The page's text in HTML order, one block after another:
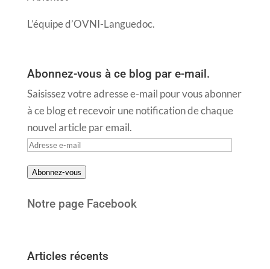
L’équipe d’OVNI-Languedoc.
Abonnez-vous à ce blog par e-mail.
Saisissez votre adresse e-mail pour vous abonner
à ce blog et recevoir une notification de chaque
nouvel article par email.
Adresse
mail
Abonnez-vous
Notre page Facebook
Articles récents